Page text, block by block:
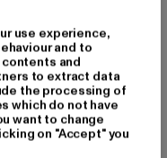
Chillen, Vrije tijd
use experience,
and to
and
to extract data
the processing of
which do not have
want to change
on "Accept" you